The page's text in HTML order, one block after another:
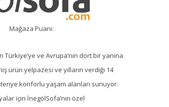
Mağaza Puanı:
ve Avrupa’nın dört bir yanına
ürün yelpazesi ve yılların verdiği 14
konforlu yaşam alanları sunuyor.
için İnegölSofa’nın özel